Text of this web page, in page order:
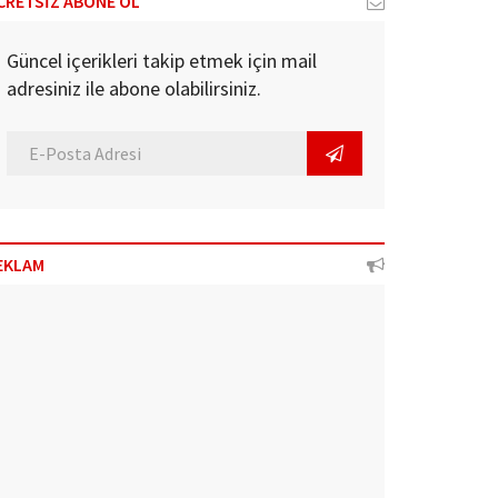
Güncel içerikleri takip etmek için mail
adresiniz ile abone olabilirsiniz.